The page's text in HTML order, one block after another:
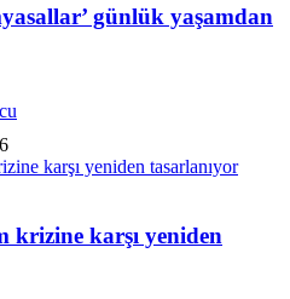
günlük yaşamdan
krizine karşı yeniden